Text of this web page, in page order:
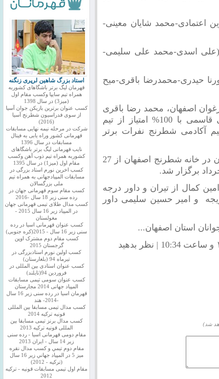
با 13.5 امتیاز (آرین اعتمادی-محمد شایان معینی-
از فلاورجان با 11 امتیاز (علی اسدی-محمد علی سلیمی-
با 11 امتیاز (سورنا حیدری-محمدرضا باقری-میح
امتیاز از تیم ارغوان اصفهان، محمد رضا باقری
با 100% امتیاز از تیم آکادمی شطرنج، علی قاسمی با 100% امتیاز از تیم
و مبین افضل با 50% از تیم آکادمی شطرنج نفرات برتر
مسابقات شطرنج سریع المپیاد محلات اصفهان در خانه شطرنج اصفهان از 27
کمال از تیران و داور درجه
و امیر حسین سلیمی داور
استان اصفهان...
نظر بدهید
شد)
استاد بزرگ شاهین لرپری زنگنه
قهرمان لیگ برتر باشگاهای کشوربه
همراه تیم سایپا وکسب مقام اول
(میز3) در سال 1398
کسب عنوان برترین بازیکن جوان آسیا
از سوی فدراسیون شطرنج آسیا
(2016)
شرکت در مرحله نیمه نهایی مسابقات
قهرمانی کشور وراه یابی به فینال
مسابقات در سال 1396
نایب قهرمانی لیگ برتر باشگاهای
کشوربه همراه تیم ذوب آهن وکسب
مقام اول (میز1) در سال 1395
کسب اخرین نورم استاد بزرگی در
مسابقات المپیادجهانی به همراه تیم
ملی بزرگسالان
کسب مقام سوم قهرمانی جهان در
رده سنی زیر 18 سال -2016
کسب مدال طلای تیمی قهرمانی جهان
در المپیاد زیر 16 سال 2015 -
مغولستان
کسب عنوان قهرمانی اسیا در رده
سنی زیر 16 سال - 2015(کره جنوبی)
کسب مقام دوم مشترک اوپن
گرجستان 2015
کسب اولین نورم استادبزرگی در
تیرماه 94 (بلغارستان)
کسب عنوان استادی بین المللی در
فروردین 94(تایلند)
کسب عنوان سومی تیمی مسابقات
المپیاد جهانی 2014 مجارستان
قهرمان اسیا در رده سنی زیر 16 سال
-2014- هند
کسب مدال تیمی مسابقا بین المللی
قونیه ترکیه 2014
کسب مدال برنز تیمی مسابقا بین
المللی قونیه ترکیه 2013
مقام دومی قهرمانی اسیا - رده سنی
زیر 14 سال - ایران 2013
مقام دوم تيمي و كسب مدال نقره
ميز 5 در المپياد جهاني زير 16 سال
(تركيه - 2012)
مقام اول تیمی مسابقات قونیه - ترکیه
2012